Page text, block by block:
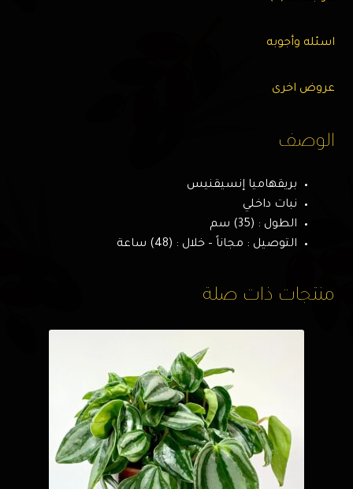
اسئله وأجوبه
عروض اخرى
الوصف
بريقهاميا إنسيقنيس
نبات داخلي
الطول : (35) سم
التوصيل : مجاناً – خلال : (48) ساعة
منتجات ذات صلة